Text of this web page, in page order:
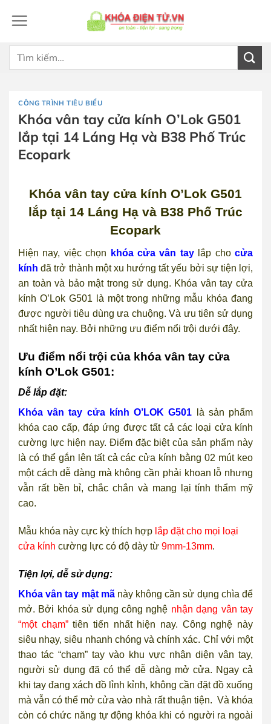
qua
dung
Tìm
CÔNG TRÌNH TIÊU BIỂU
Khóa vân tay cửa kính O’Lok G501
lắp tại 14 Láng Hạ và B38 Phố Trúc
Ecopark
Khóa vân tay cửa kính O’Lok G501
lắp tại 14 Láng Hạ và B38 Phố Trúc
Ecopark
Hiện nay, việc chọn khóa cửa vân taylắp chocửa
kính đã trở thành một xu hướng tất yếu bởi sự tiện lợi,
an toàn và bảo mật trong sử dụng. Khóa vân tay cửa
kính O’Lok G501 là một trong những mẫu khóa đang
được người tiêu dùng ưa chuộng. Và ưu tiên sử dụng
nhất hiện nay. Bởi những ưu điểm nổi trội dưới đây.
Ưu điểm nổi trội của khóa vân tay cửa
kính O’Lok G501:
Dễ lắp đặt:
Khóa vân tay cửa kính O’LOK G501 là sản phẩm
khóa cao cấp, đáp ứng được tất cả các loại cửa kính
cường lực hiện nay. Điểm đặc biệt của sản phẩm này
là có thể gắn lên tất cả các cửa kính bằng 02 mút keo
một cách dễ dàng mà không cần phải khoan lỗ nhưng
vẫn rất bền bỉ, chắc chắn và mang lại tính thẩm mỹ
cao.
Mẫu khóa này cực kỳ thích hợp lắp đặt cho mọi loại
cửa kính cường lực có độ dày từ 9mm-13mm.
Tiện lợi, dễ sử dụng:
Khóa vân tay mật mã này không cần sử dụng chìa để
mở. Bởi khóa sử dụng công nghệ nhận dạng vân tay
“một chạm”tiên tiến nhất hiện nay. Công nghệ này
siêu nhạy, siêu nhanh chóng và chính xác. Chỉ với một
thao tác “chạm” tay vào khu vực nhận diện vân tay,
người sử dụng đã có thể dễ dàng mở cửa. Ngay cả
khi tay đang xách đồ lỉnh kỉnh, không cần đặt đồ xuống
mà vẫn có thể mở cửa vào nhà rất thuận tiện. Và khóa
còn có chức năng tự động khóa khi có người ra ngoài